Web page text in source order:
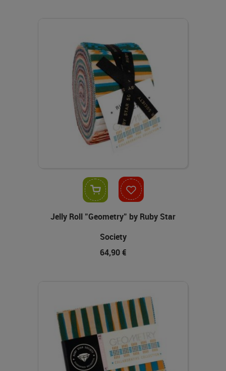
Jelly Roll "Geometry" by Ruby Star
Society
64,90 €